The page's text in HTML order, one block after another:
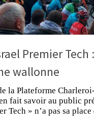
Premier Tech
wallonne
la Plateforme
fait savoir au public
Tech » n’a pas sa